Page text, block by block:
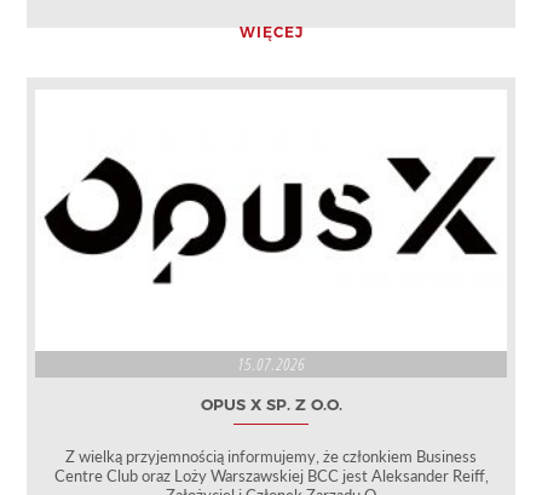
WIĘCEJ
15.07.2026
OPUS X SP. Z O.O.
Z wielką przyjemnością informujemy, że członkiem Business
Centre Club oraz Loży Warszawskiej BCC jest Aleksander Reiff,